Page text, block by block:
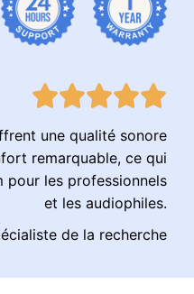
une qualité sonore
remarquable, ce qui
pour les professionnels
et les audiophiles.
de la recherche